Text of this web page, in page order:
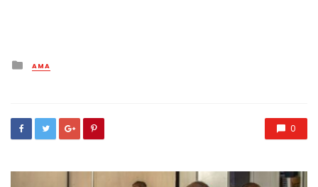
Posted
in
AMA
0